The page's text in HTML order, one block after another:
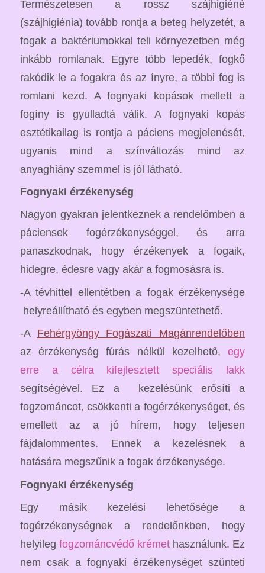
Természetesen a rossz szájhigiéné
(szájhigiénia) tovább rontja a beteg helyzetét, a
fogak a baktériumokkal teli környezetben még
inkább romlanak. Egyre több lepedék, fogkő
rakódik le a fogakra és az ínyre, a többi fog is
romlani kezd. A fognyaki kopások mellett a
fogíny is gyulladtá válik. A fognyaki kopás
esztétikailag is rontja a páciens megjelenését,
ugyanis mind a színváltozás mind az
anyaghiány szemmel is jól látható.
Fognyaki érzékenység
Nagyon gyakran jelentkeznek a rendelőmben a
páciensek fogérzékenységgel, és arra
panaszkodnak, hogy érzékenyek a fogaik,
hidegre, édesre vagy akár a fogmosásra is.
-A tévhittel ellentétben a fogak érzékenysége
helyreállítható és egyben megszüntethető.
-A Fehérgyöngy Fogászati Magánrendelőben
az érzékenység fúrás nélkül kezelhető,egy
erre a célra kifejlesztett speciális lakk
segítségével. Ez a kezelésünk erősíti a
fogzománcot, csökkenti a fogérzékenységet, és
emellett az a jó hírem, hogy teljesen
fájdalommentes. Ennek a kezelésnek a
hatására megszűnik a fogak érzékenysége.
Fognyaki érzékenység
Egy másik kezelési lehetősége a
fogérzékenységnek a rendelőnkben, hogy
helyileg fogzománcvédő krémet használunk. Ez
nem csak a fognyaki érzékenységet szünteti